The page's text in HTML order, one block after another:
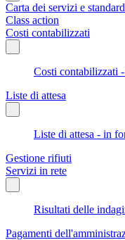
Carta dei servizi e
Class action
Costi contabilizzati
Costi contabilizzati
Liste di attesa
Liste di attesa - in
Gestione rifiuti
Servizi in rete
Risultati delle
Pagamenti